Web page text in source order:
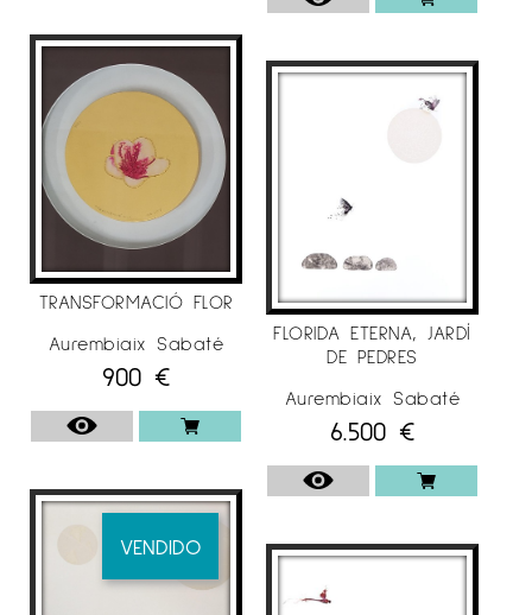
TRANSFORMACIÓ FLOR
Aurembiaix Sabaté
900 €
VENDIDO
FLORIDA ETERNA, JARDÍ
DE PEDRES
Aurembiaix Sabaté
6.500 €